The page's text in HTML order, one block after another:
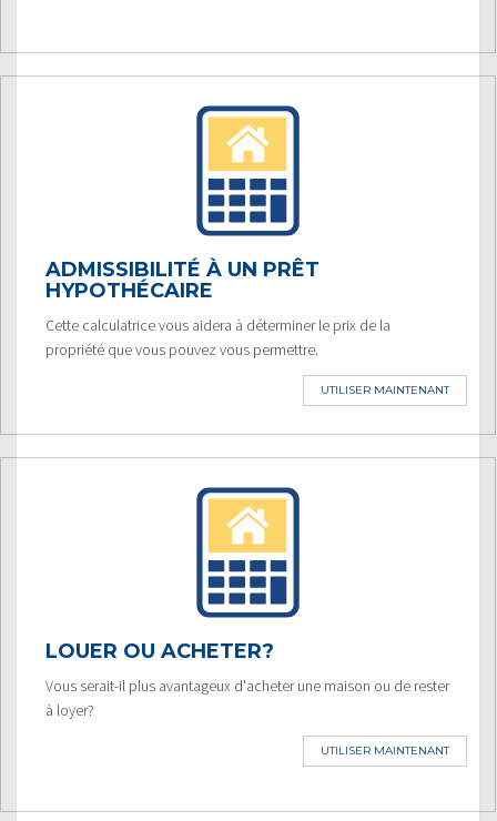
ADMISSIBILITÉ À UN PRÊT
HYPOTHÉCAIRE
Cette calculatrice vous aidera à déterminer le prix de la
propriété que vous pouvez vous permettre.
UTILISER MAINTENANT
LOUER OU ACHETER?
Vous serait-il plus avantageux d'acheter une maison ou de rester
à loyer?
UTILISER MAINTENANT